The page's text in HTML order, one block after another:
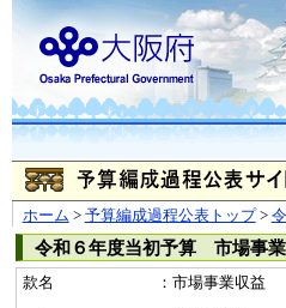
ホーム > 予算編成過程公表トップ>
令和６年度当初予算 市場事
款名 ：市場事業収益